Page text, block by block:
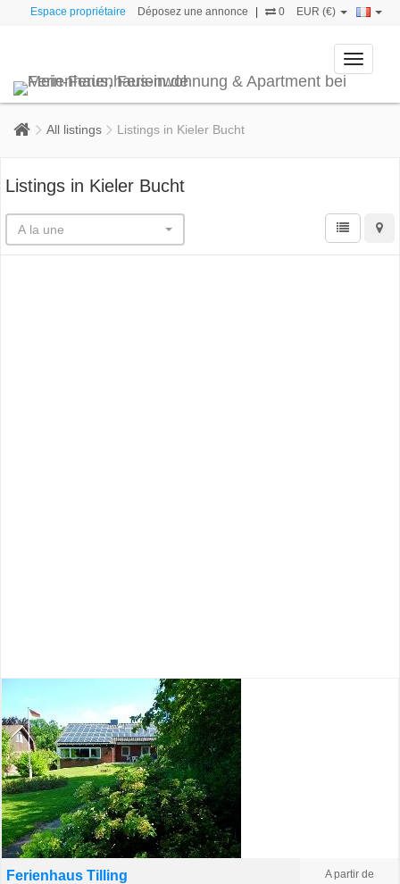
Espace propriétaire Déposez une annonce 0 EUR (€)
Toggle
All listings Listings in Kieler Bucht
Listings in Kieler Bucht
A la une
Ferienhaus Tilling A partir de